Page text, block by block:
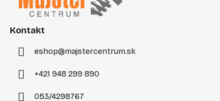
Kontakt
eshop@majstercentrum.sk
+421 948 299 890
053/4298767